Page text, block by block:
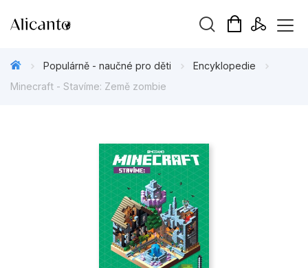
Připravujeme
Tipy redakce
Beletrie pro děti
Populárně - naučné pro děti
Encyklopedie
Minecraft - Stavíme: Země zombie